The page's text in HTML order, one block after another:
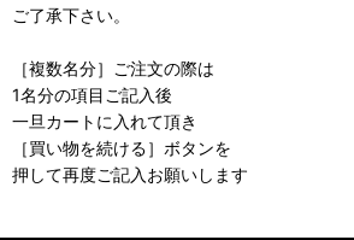
ご了承下さい。
［複数名分］ご注文の際は
1名分の項目ご記入後
一旦カートに入れて頂き
［買い物を続ける］ボタンを
押して再度ご記入お願いします